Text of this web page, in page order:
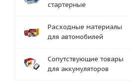
стартерные
Расходные материалы
для автомобилей
Сопутствующие товары
для аккумуляторов